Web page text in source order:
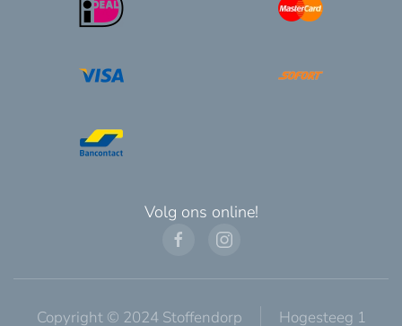
Volg ons online!
Copyright © 2024 Stoffendorp Hogesteeg 1